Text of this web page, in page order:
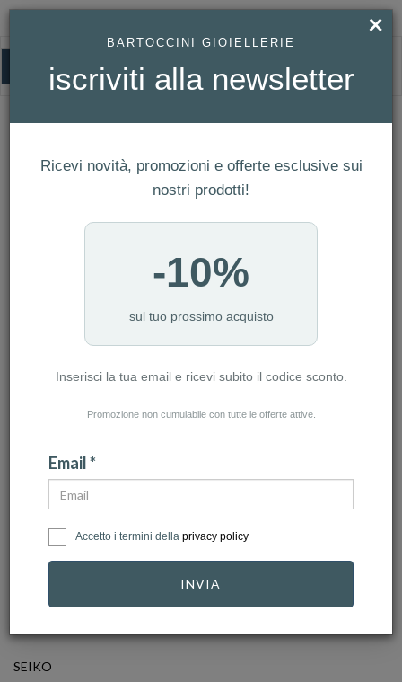
HOMEPAGE
OROLOGIO SEIKO SEIKO 5 SPORTS AUTOMATICO 3 SFERE - REF.
Orologio Seiko Seiko 5 Sports
Automatico 3 sfere - Ref. SRPK89K1
click to zoom
SEIKO
×
BARTOCCINI GIOIELLERIE
iscriviti alla newsletter
Ricevi novità, promozioni e offerte esclusive sui
nostri prodotti!
-10%
sul tuo prossimo acquisto
Inserisci la tua email e ricevi subito il codice sconto.
Promozione non cumulabile con tutte le offerte attive.
Email *
Accetto i termini della privacy policy
INVIA